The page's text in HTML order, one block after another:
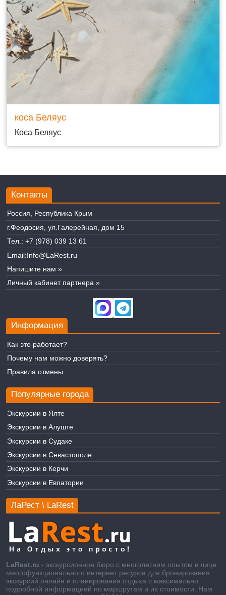
коса Беляус
Коса Беляус
Контакты
Россия, Республика Крым
г.Феодосия, ул.Галерейная, дом 15
Тел.: +7 (978) 039 13 61
Email:Info@LaRest.ru
Напишите нам »
Личный кабинет партнера »
Информация
Как это работает?
Почему нам можно доверять?
Правила отмены
Популярные города
Экскурсии в Ялте
Экскурсии в Алуште
Экскурсии в Судаке
Экскурсии в Севастополе
Экскурсии в Керчи
Экскурсии в Евпатории
ЛаРест \ LaRest
LaRest.ru - экскурсионное бюро с многолетним опытом в лице
многофункционального интернет ресурса для бронирования
экскурсий онлайн и планирования отдыха с максимально
подробной информацией по маршрутам и их стоимости. Нам